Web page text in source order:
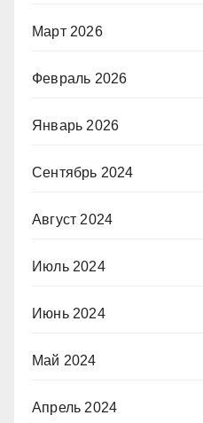
Март 2026
Февраль 2026
Январь 2026
Сентябрь 2024
Август 2024
Июль 2024
Июнь 2024
Май 2024
Апрель 2024